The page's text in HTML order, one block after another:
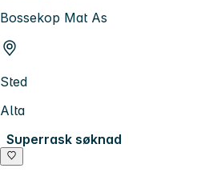
Bossekop Mat As
Sted
Alta
Superrask søknad